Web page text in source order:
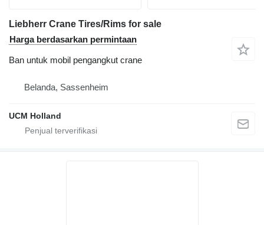
Liebherr Crane Tires/Rims for sale
Harga berdasarkan permintaan
Ban untuk mobil pengangkut crane
Belanda, Sassenheim
UCM Holland